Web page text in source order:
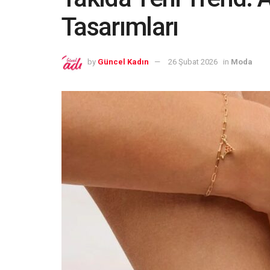
Tasarımları
by Güncel Kadın 26 Şubat 2026 in Moda